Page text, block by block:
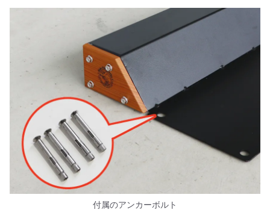
付属のアンカーボルト